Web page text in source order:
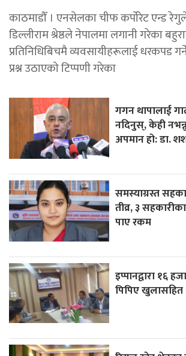
काठमाडौँ । एनसेलका चीफ कर्पोरेट एन्ड
डिल्लीराम श्रेष्ठले नेपालमा लगानी गरेका
प्रतिनिधिबिचमै व्यवसायीहरूलाई धरकपड
प्रश्न उठाएको टिप्पणी गरेका
गगन थापालाई
नदिनुस्, केही
अपमान हो: डा.
समस्याग्रस्त
तीव्र, ३
पाए रकम
इप्पानद्वारा १६
पिपिए